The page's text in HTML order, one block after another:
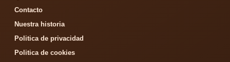
Contacto
Nuestra historia
Politica de privacidad
Politica de cookies